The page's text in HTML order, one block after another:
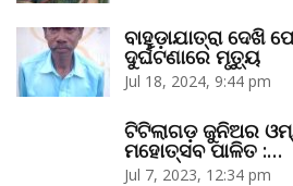
ବାହୁଡ଼ାଯାତ୍ରା ଦେଖି
ଦୁର୍ଘଟଣାରେ ମୃତ୍ୟୁ
Jul 18, 2024, 9:44 pm
ଟିଟିଲାଗଡ଼ ଜୁନିଅର
ମହୋତ୍ସବ ପାଳିତ :…
Jul 7, 2023, 12:34 pm